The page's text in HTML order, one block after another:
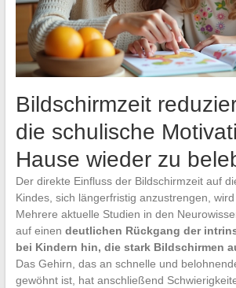
Bildschirmzeit
die schulische
Hause wieder zu
Der direkte Einfluss der Bildschirmzeit auf
Kindes, sich längerfristig anzustrengen,
Mehrere aktuelle Studien in den
auf einen deutlichen Rückgang der
bei Kindern hin, die stark Bildschirmen
Das Gehirn, das an schnelle und
gewöhnt ist, hat anschließend